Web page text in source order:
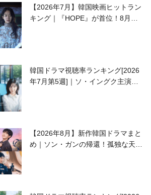
【2026年7月】韓国映画ヒットラン
キング｜『HOPE』が首位！8月公
韓国ドラマ視聴率ランキング[2026
年7月第5週]｜ソ・イングク主演の
【2026年8月】新作韓国ドラマまと
め｜ソン・ガンの帰還！孤独な天才